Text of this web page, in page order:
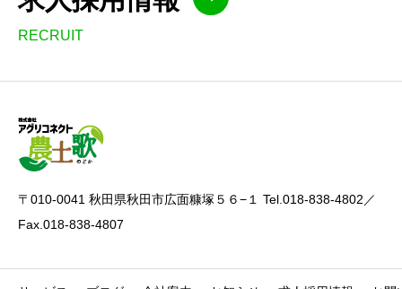
RECRUIT
〒010-0041 秋田県秋田市広面糠塚５６−１ Tel.018-838-4802／
Fax.018-838-4807